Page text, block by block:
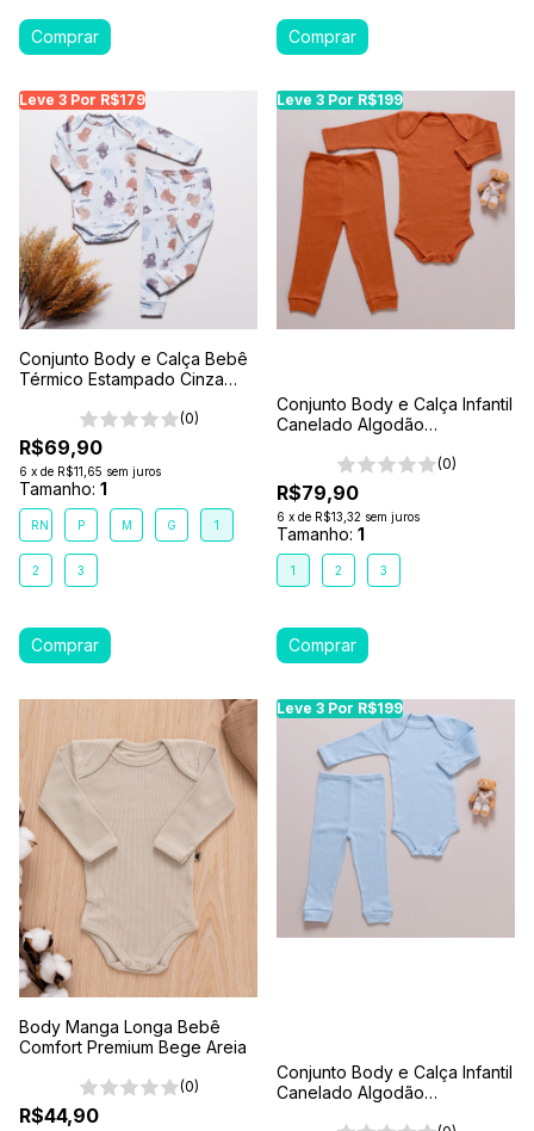
Leve 3 Por R$179
Conjunto Body e Calça Bebê
Térmico Estampado Cinza
(0)
R$69,90
6 x de R$11,65 sem juros
Tamanho: 1
RN P M G 1
2 3
Leve 3 Por R$199
Conjunto Body e Calça Infantil
Canelado Algodão
Caramelo
(0)
R$79,90
6 x de R$13,32 sem juros
Tamanho: 1
1 2 3
Body Manga Longa Bebê
Comfort Premium Bege Areia
(0)
R$44,90
Leve 3 Por R$199
Conjunto Body e Calça Infantil
Canelado Algodão